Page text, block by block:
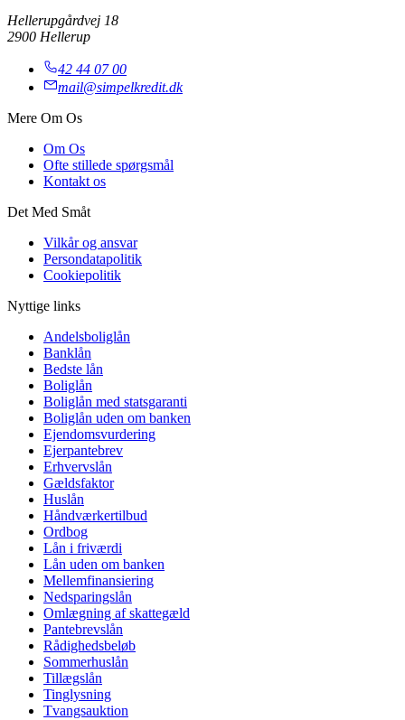
Hellerupgårdvej 18
2900 Hellerup
42 44 07 00
mail@simpelkredit.dk
Mere Om Os
Om Os
Ofte stillede spørgsmål
Kontakt os
Det Med Småt
Vilkår og ansvar
Persondatapolitik
Cookiepolitik
Nyttige links
Andelsboliglån
Banklån
Bedste lån
Boliglån
Boliglån med statsgaranti
Boliglån uden om banken
Ejendomsvurdering
Ejerpantebrev
Erhvervslån
Gældsfaktor
Huslån
Håndværkertilbud
Ordbog
Lån i friværdi
Lån uden om banken
Mellemfinansiering
Nedsparingslån
Omlægning af skattegæld
Pantebrevslån
Rådighedsbeløb
Sommerhuslån
Tillægslån
Tinglysning
Tvangsauktion